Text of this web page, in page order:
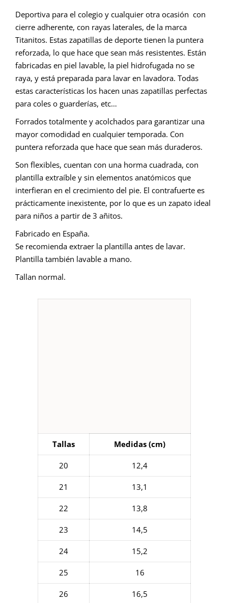
Deportiva para el colegio y cualquier otra ocasión con
cierre adherente, con rayas laterales, de la marca
Titanitos. Estas zapatillas de deporte tienen la puntera
reforzada, lo que hace que sean más resistentes. Están
fabricadas en piel lavable, la piel hidrofugada no se
raya, y está preparada para lavar en lavadora. Todas
estas características los hacen unas zapatillas perfectas
para coles o guarderías, etc…
Forrados totalmente y acolchados para garantizar una
mayor comodidad en cualquier temporada. Con
puntera reforzada que hace que sean más duraderos.
Son flexibles, cuentan con una horma cuadrada, con
plantilla extraíble y sin elementos anatómicos que
interfieran en el crecimiento del pie. El contrafuerte es
prácticamente inexistente, por lo que es un zapato ideal
para niños a partir de 3 añitos.
Fabricado en España.
Se recomienda extraer la plantilla antes de lavar.
Plantilla también lavable a mano.
Tallan normal.
Tallas Medidas (cm)
20 12,4
21 13,1
22 13,8
23 14,5
24 15,2
25 16
26 16,5